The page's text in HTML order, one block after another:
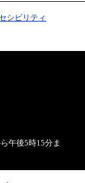
シビリティ
午後5時15分ま